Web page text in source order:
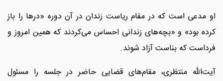
او مدعی است که در مقام ریاست زندان در آن دوره «درها را باز
کرده بود» و «بچه‌های زندانی احساس می‌کردند که همین امروز و
فرداست که بناست آزاد شوند.
آیت‌الله منتظری، مقام‌های قضایی حاضر در جلسه را مسئول